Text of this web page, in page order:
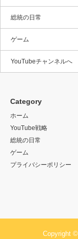
総統の日常
ゲーム
YouTubeチャンネルへ
Category
ホーム
YouTube戦略
総統の日常
ゲーム
プライバシーポリシー
Copyright ©